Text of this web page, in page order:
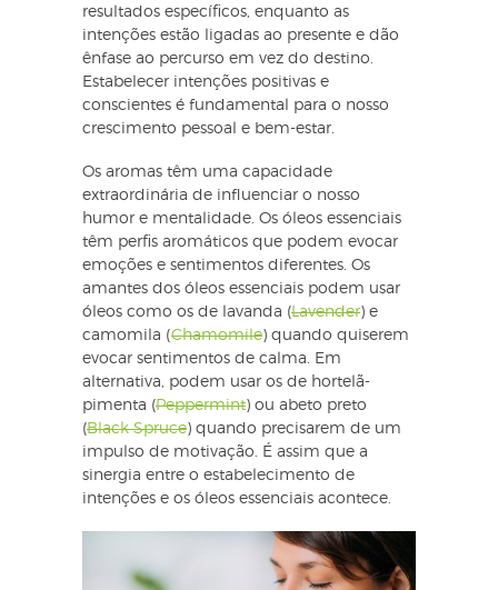
resultados específicos, enquanto as
intenções estão ligadas ao presente e dão
ênfase ao percurso em vez do destino.
Estabelecer intenções positivas e
conscientes é fundamental para o nosso
crescimento pessoal e bem-estar.
Os aromas têm uma capacidade
extraordinária de influenciar o nosso
humor e mentalidade. Os óleos essenciais
têm perfis aromáticos que podem evocar
emoções e sentimentos diferentes. Os
amantes dos óleos essenciais podem usar
óleos como os de lavanda (Lavender) e
camomila (Chamomile) quando quiserem
evocar sentimentos de calma. Em
alternativa, podem usar os de hortelã-
pimenta (Peppermint) ou abeto preto
(Black Spruce) quando precisarem de um
impulso de motivação. É assim que a
sinergia entre o estabelecimento de
intenções e os óleos essenciais acontece.